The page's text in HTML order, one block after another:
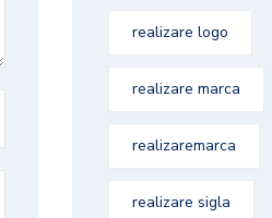
realizare logo
realizare marca
realizaremarca
realizare sigla